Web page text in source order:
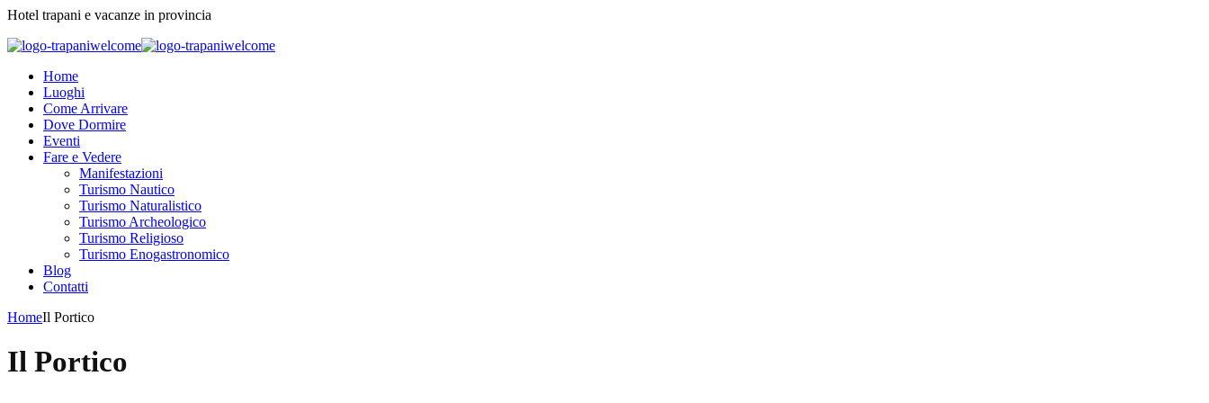
Hotel trapani e vacanze in provincia
Home
Luoghi
Come Arrivare
Dove Dormire
Eventi
Fare e Vedere
Manifestazioni
Turismo Nautico
Turismo Naturalistico
Turismo Archeologico
Turismo Religioso
Turismo Enogastronomico
Blog
Contatti
HomeIl Portico
Il Portico